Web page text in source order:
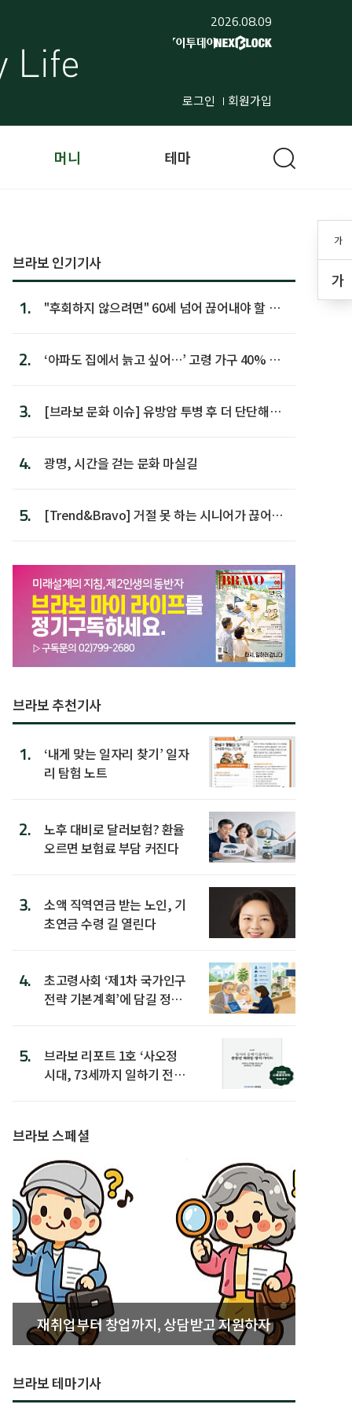
2026.08.09
로그인 회원가입
가
가
머니 테마
브라보 인기기사
1.
"후회하지 않으려면" 60세 넘어 끊어내야 할 사
2.
‘아파도 집에서 늙고 싶어…’ 고령 가구 40% 노
3.
[브라보 문화 이슈] 유방암 투병 후 더 단단해진
4. 광명, 시간을 걷는 문화 마실길
5.
[Trend&Bravo] 거절 못 하는 시니어가 끊어야
브라보 추천기사
1.
‘내게 맞는 일자리 찾기’ 일자
리 탐험 노트
2.
노후 대비로 달러보험? 환율
오르면 보험료 부담 커진다
3.
소액 직역연금 받는 노인, 기
초연금 수령 길 열린다
4.
초고령사회 ‘제1차 국가인구
전략 기본계획’에 담길 정책
5.
브라보 리포트 1호 ‘사오정
시대, 73세까지 일하기 전략’
브라보 스페셜
재취업부터 창업까지, 상담받고 지원하자
브라보 테마기사